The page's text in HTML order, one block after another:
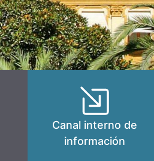
Canal interno de
información